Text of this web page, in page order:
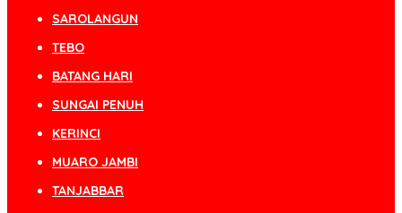
SAROLANGUN
TEBO
BATANG HARI
SUNGAI PENUH
KERINCI
MUARO JAMBI
TANJABBAR